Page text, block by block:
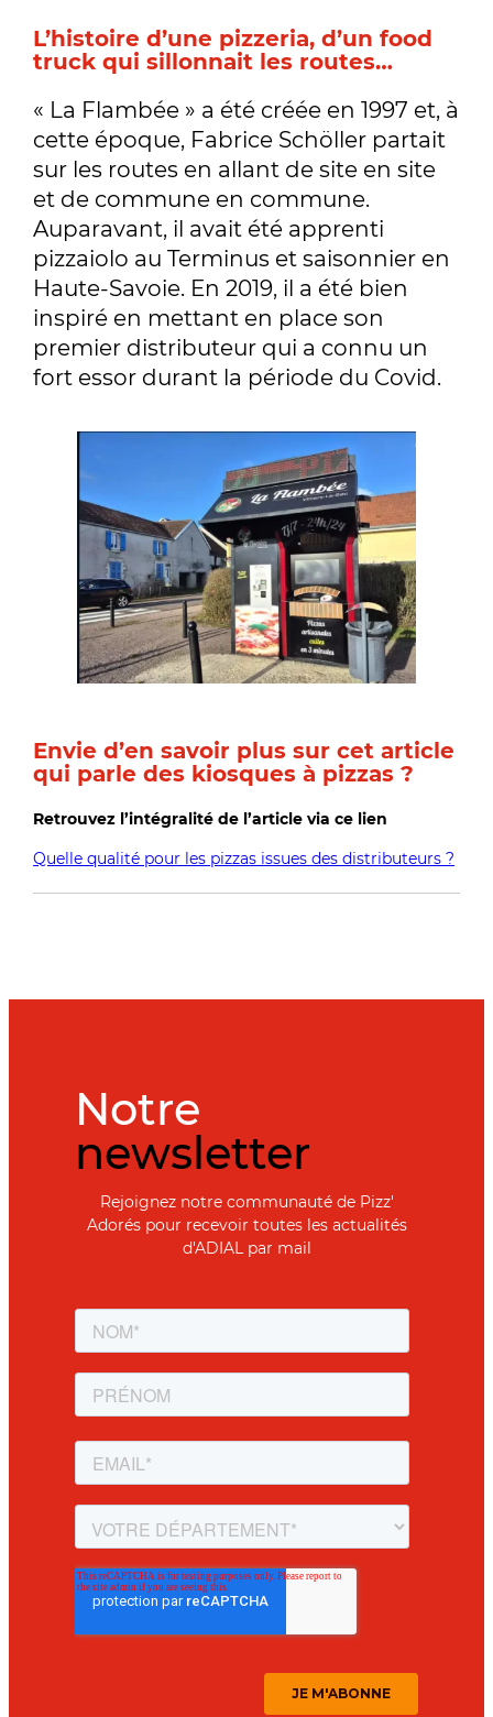
L’histoire d’une pizzeria, d’un food
truck qui sillonnait les routes…
« La Flambée » a été créée en 1997 et, à
cette époque, Fabrice Schöller partait
sur les routes en allant de site en site
et de commune en commune.
Auparavant, il avait été apprenti
pizzaiolo au Terminus et saisonnier en
Haute-Savoie. En 2019, il a été bien
inspiré en mettant en place son
premier distributeur qui a connu un
fort essor durant la période du Covid.
Envie d’en savoir plus sur cet article
qui parle des kiosques à pizzas ?
Retrouvez l’intégralité de l’article via ce lien
Quelle qualité pour les pizzas issues des distributeurs ?
Notre
newsletter
Rejoignez notre communauté de Pizz'
Adorés pour recevoir toutes les actualités
d'ADIAL par mail